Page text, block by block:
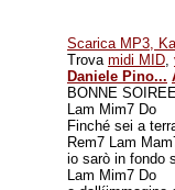
Scarica MP3,
Trova midi MID,
Daniele Pino...
BONNE
Lam Mim7 Do
Finché sei a
Rem7 Lam
io sarò in fondo
Lam Mim7 Do